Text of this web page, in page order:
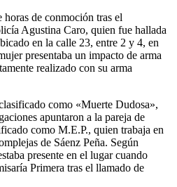
de conmoción tras el
Agustina Caro, quien fue hallada
en la calle 23, entre 2 y 4, en
presentaba un impacto de arma
realizado con su arma
como «Muerte Dudosa»,
apuntaron a la pareja de
como M.E.P., quien trabaja en
de Sáenz Peña. Según
presente en el lugar cuando
Primera tras el llamado de